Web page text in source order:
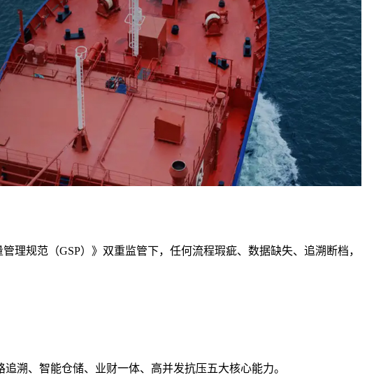
规范（GSP）》双重监管下，任何流程瑕疵、数据缺失、追溯断档，
溯、智能仓储、业财一体、高并发抗压五大核心能力。